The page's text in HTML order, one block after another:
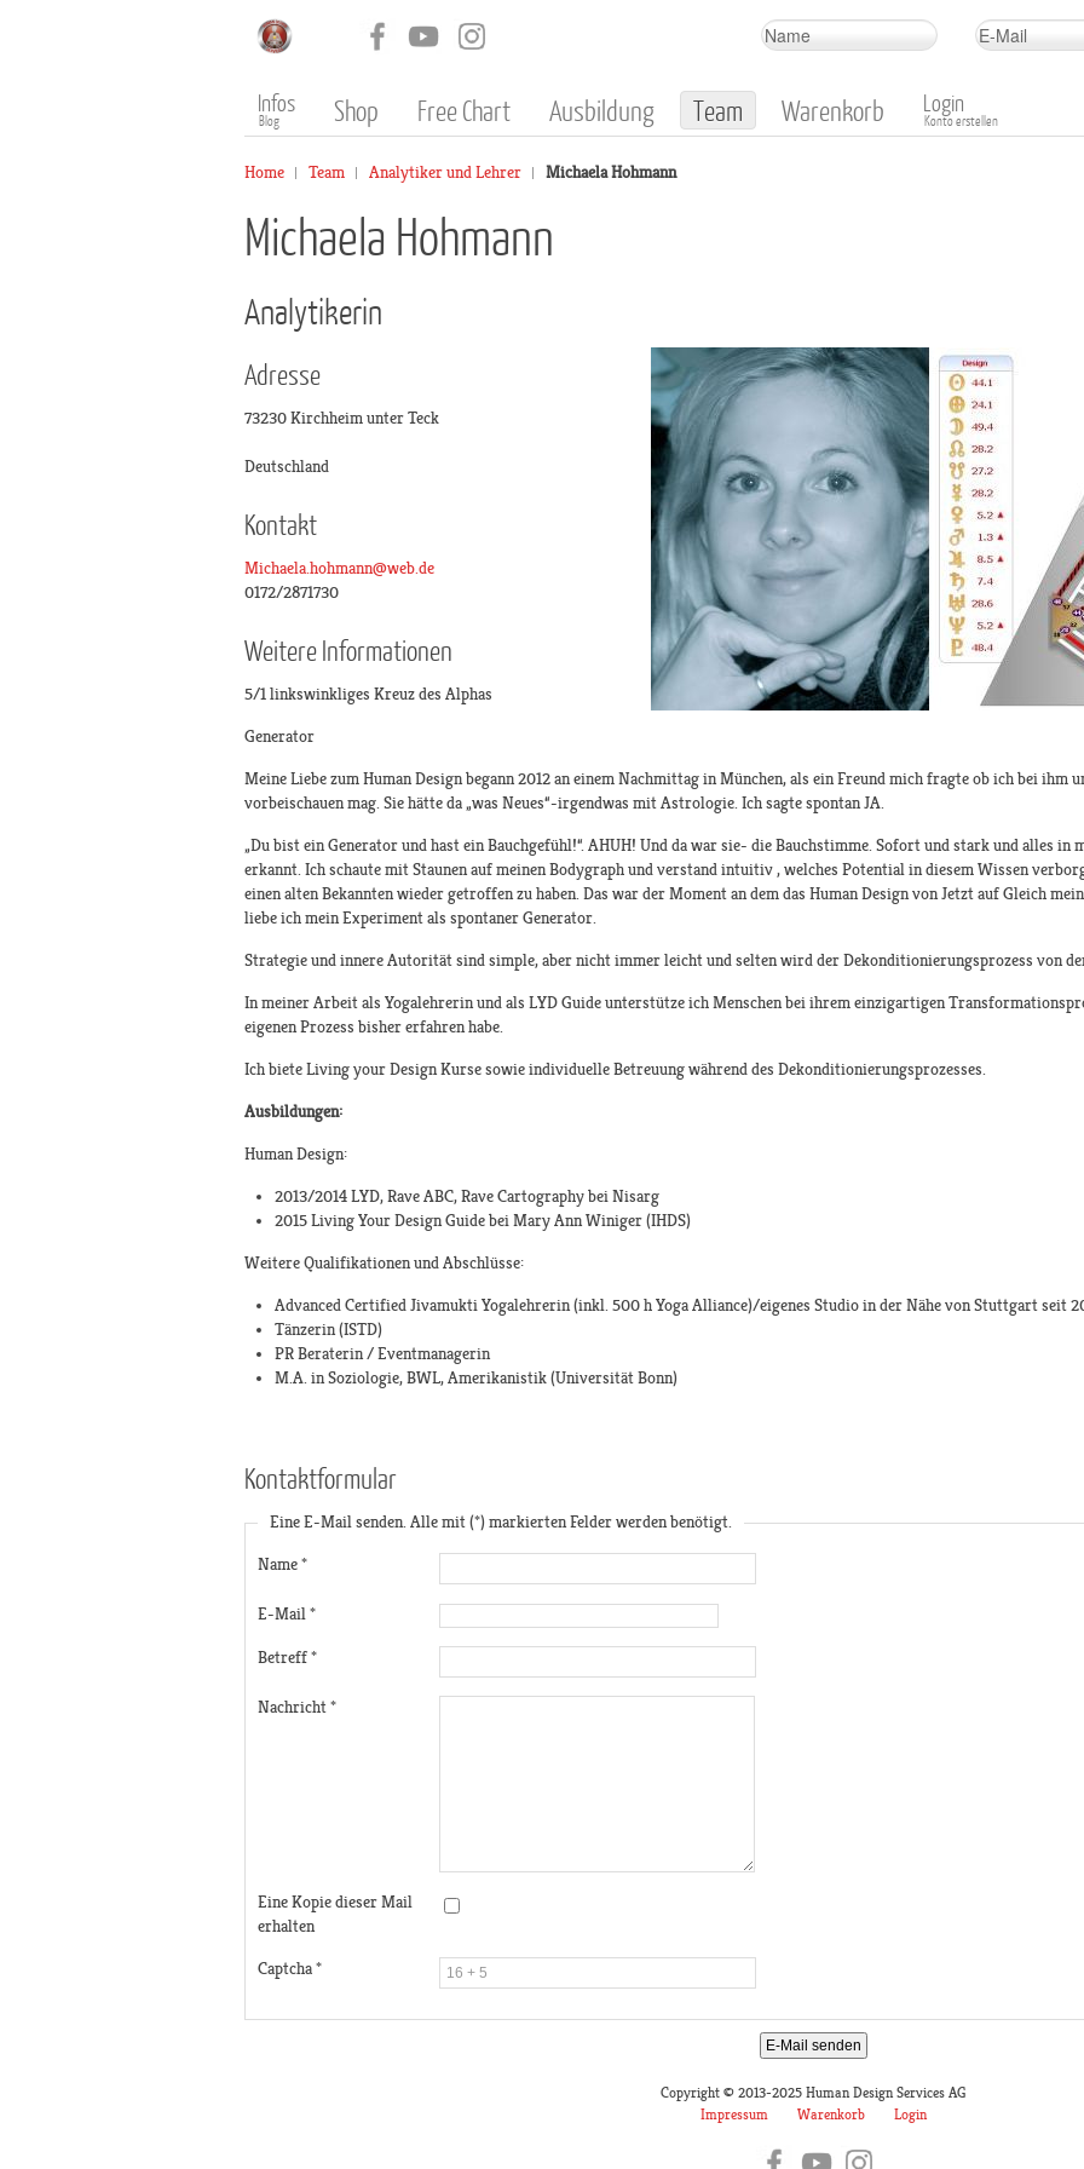
Infos
Blog Shop Free Chart Ausbildung Team Warenkorb Login
Konto erstellen
Home Team Analytiker und Lehrer Michaela Hohmann
Michaela Hohmann
Analytikerin
Adresse
73230 Kirchheim unter Teck
Deutschland
Kontakt
Michaela.hohmann@web.de
0172/2871730
Weitere Informationen
5/1 linkswinkliges Kreuz des Alphas
Generator
Meine Liebe zum Human Design begann 2012 an einem Nachmittag in München, als ein Freund mich fragte ob ich bei ihm
vorbeischauen mag. Sie hätte da „was Neues“-irgendwas mit Astrologie. Ich sagte spontan JA.
„Du bist ein Generator und hast ein Bauchgefühl!“. AHUH! Und da war sie- die Bauchstimme. Sofort und stark und alles
erkannt. Ich schaute mit Staunen auf meinen Bodygraph und verstand intuitiv , welches Potential in diesem Wissen
einen alten Bekannten wieder getroffen zu haben. Das war der Moment an dem das Human Design von Jetzt auf Gleich
liebe ich mein Experiment als spontaner Generator.
Strategie und innere Autorität sind simple, aber nicht immer leicht und selten wird der Dekonditionierungsprozess von
In meiner Arbeit als Yogalehrerin und als LYD Guide unterstütze ich Menschen bei ihrem einzigartigen
eigenen Prozess bisher erfahren habe.
Ich biete Living your Design Kurse sowie individuelle Betreuung während des Dekonditionierungsprozesses.
Ausbildungen:
Human Design:
2013/2014 LYD, Rave ABC, Rave Cartography bei Nisarg
2015 Living Your Design Guide bei Mary Ann Winiger (IHDS)
Weitere Qualifikationen und Abschlüsse:
Advanced Certified Jivamukti Yogalehrerin (inkl. 500 h Yoga Alliance)/eigenes Studio in der Nähe von Stuttgart seit
Tänzerin (ISTD)
PR Beraterin / Eventmanagerin
M.A. in Soziologie, BWL, Amerikanistik (Universität Bonn)
Kontaktformular
Eine E-Mail senden. Alle mit (*) markierten Felder werden benötigt.
Name*
E-Mail*
Betreff*
Nachricht*
Eine Kopie dieser Mail
erhalten
Captcha*
E-Mail senden
Copyright © 2013-2025 Human Design Services AG
Impressum
Warenkorb Login